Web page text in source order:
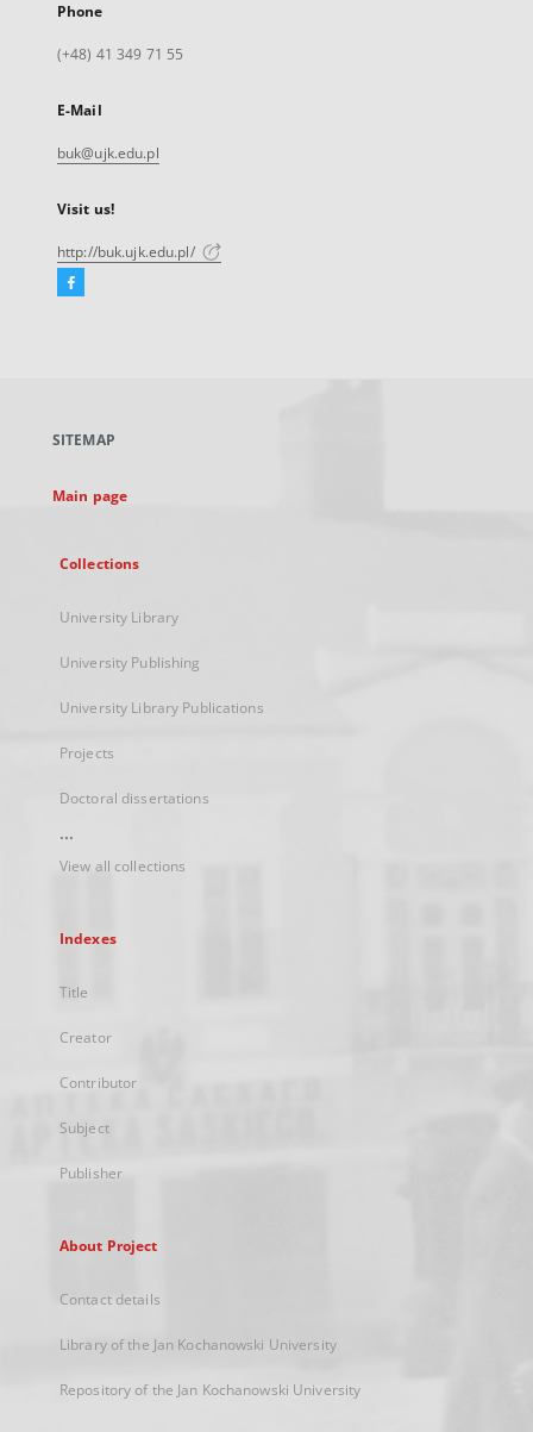
Phone
(+48) 41 349 71 55
E-Mail
buk@ujk.edu.pl
Visit us!
http://buk.ujk.edu.pl/
Facebook
new
SITEMAP
Main page
Collections
University Library
University Publishing
University Library Publications
Projects
Doctoral dissertations
...
View all collections
Indexes
Title
Creator
Contributor
Subject
Publisher
About Project
Contact details
Library of the Jan Kochanowski University
Repository of the Jan Kochanowski University